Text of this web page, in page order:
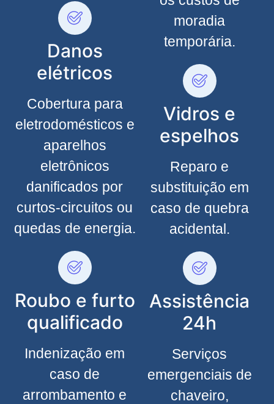
Danos
elétricos
Cobertura para
eletrodomésticos e
aparelhos
eletrônicos
danificados por
curtos-circuitos ou
quedas de energia.
Roubo e furto
qualificado
Indenização em
caso de
arrombamento e
moradia
temporária.
Vidros e
espelhos
Reparo e
substituição em
caso de quebra
acidental.
Assistência
24h
Serviços
emergenciais de
chaveiro,